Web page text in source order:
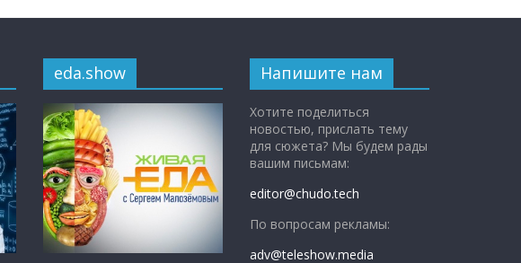
eda.show Напишите нам
Хотите поделиться
новостью, прислать тему
для сюжета? Мы будем рады
вашим письмам:
editor@chudo.tech
По вопросам рекламы:
adv@teleshow.media